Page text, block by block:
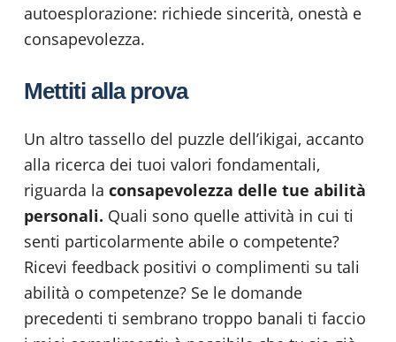
autoesplorazione: richiede sincerità, onestà e
consapevolezza.
Mettiti alla prova
Un altro tassello del puzzle dell’ikigai, accanto
alla ricerca dei tuoi valori fondamentali,
riguarda la consapevolezza delle tue abilità
personali. Quali sono quelle attività in cui ti
senti particolarmente abile o competente?
Ricevi feedback positivi o complimenti su tali
abilità o competenze? Se le domande
precedenti ti sembrano troppo banali ti faccio